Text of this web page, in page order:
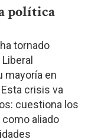
política
tornado
mayoría en
crisis va
cuestiona los
aliado